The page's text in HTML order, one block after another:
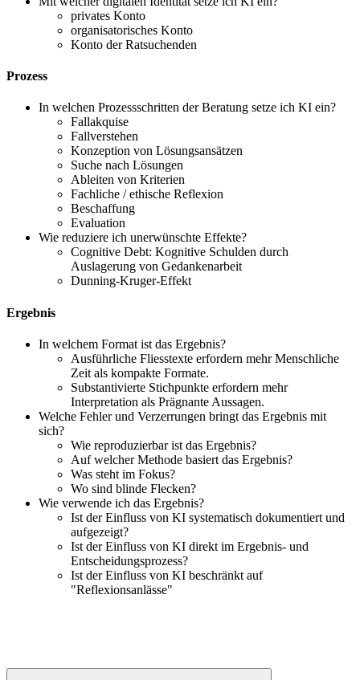
privates Konto
organisatorisches Konto
Konto der Ratsuchenden
Prozess
In welchen Prozessschritten der Beratung setze ich KI ein?
Fallakquise
Fallverstehen
Konzeption von Lösungsansätzen
Suche nach Lösungen
Ableiten von Kriterien
Fachliche / ethische Reflexion
Beschaffung
Evaluation
Wie reduziere ich unerwünschte Effekte?
Cognitive Debt: Kognitive Schulden durch
Auslagerung von Gedankenarbeit
Dunning-Kruger-Effekt
Ergebnis
In welchem Format ist das Ergebnis?
Ausführliche Fliesstexte erfordern mehr Menschliche
Zeit als kompakte Formate.
Substantivierte Stichpunkte erfordern mehr
Interpretation als Prägnante Aussagen.
Welche Fehler und Verzerrungen bringt das Ergebnis mit
sich?
Wie reproduzierbar ist das Ergebnis?
Auf welcher Methode basiert das Ergebnis?
Was steht im Fokus?
Wo sind blinde Flecken?
Wie verwende ich das Ergebnis?
Ist der Einfluss von KI systematisch dokumentiert und
aufgezeigt?
Ist der Einfluss von KI direkt im Ergebnis- und
Entscheidungsprozess?
Ist der Einfluss von KI beschränkt auf
"Reflexionsanlässe"